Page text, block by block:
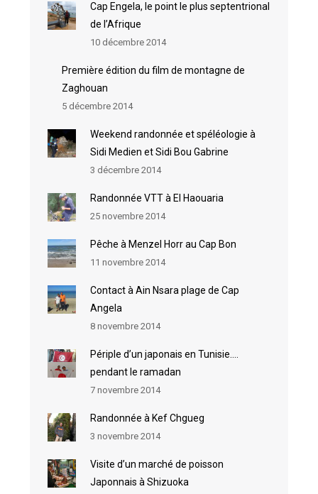
Cap Engela, le point le plus septentrional
de l’Afrique
10 décembre 2014
Première édition du film de montagne de
Zaghouan
5 décembre 2014
Weekend randonnée et spéléologie à
Sidi Medien et Sidi Bou Gabrine
3 décembre 2014
Randonnée VTT à El Haouaria
25 novembre 2014
Pêche à Menzel Horr au Cap Bon
11 novembre 2014
Contact à Ain Nsara plage de Cap
Angela
8 novembre 2014
Périple d’un japonais en Tunisie….
pendant le ramadan
7 novembre 2014
Randonnée à Kef Chgueg
3 novembre 2014
Visite d’un marché de poisson
Japonnais à Shizuoka